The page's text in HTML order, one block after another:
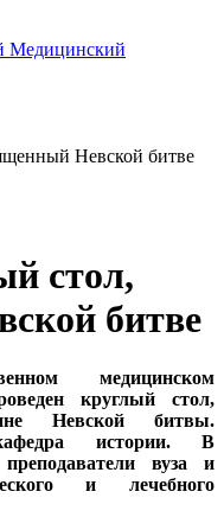
Медицинский
Невской битве
стол,
битве
медицинском
круглый стол,
Невской битвы.
истории. В
вуза и
и лечебного